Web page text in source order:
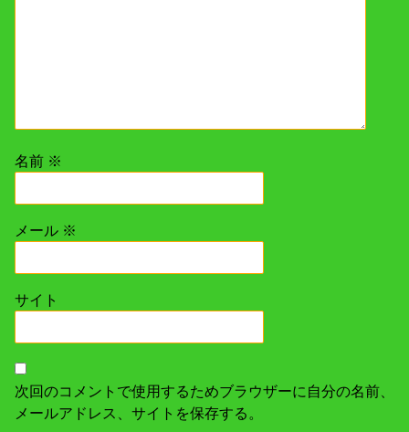
名前 ※
メール ※
サイト
次回のコメントで使用するためブラウザーに自分の名前、
メールアドレス、サイトを保存する。